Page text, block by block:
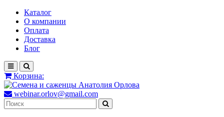
Каталог
О компании
Оплата
Доставка
Блог
Корзина:
webinar.orlov@gmail.com